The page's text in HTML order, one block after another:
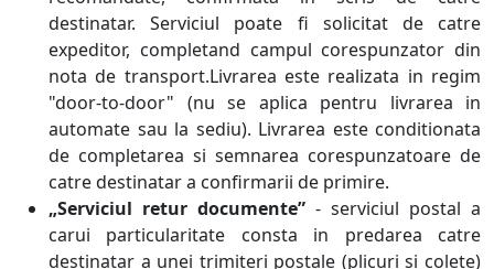
destinatar. Serviciul poate fi solicitat de catre
expeditor, completand campul corespunzator din
nota de transport.Livrarea este realizata in regim
"door-to-door" (nu se aplica pentru livrarea in
automate sau la sediu). Livrarea este conditionata
de completarea si semnarea corespunzatoare de
catre destinatar a confirmarii de primire.
„Serviciul retur documente” - serviciul postal a
carui particularitate consta in predarea catre
destinatar a unei trimiteri postale (plicuri si colete)